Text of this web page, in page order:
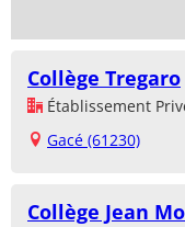
Collège Tregaro
Établissement
Gacé (61230)
Collège Jean